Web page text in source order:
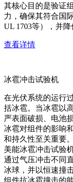
其核心目的是验证
力，确保其符合国
UL 1703等），并
查看详情
冰雹冲击试验机
在光伏系统的运行
括冰雹。当冰雹以
严表面破损、电池
冰雹对组件的影响
和持久性至关重要。
美能冰雹冲击试验
通过气压冲击不同
冰球，并以恒速撞
组件抗冰雹撞击的能